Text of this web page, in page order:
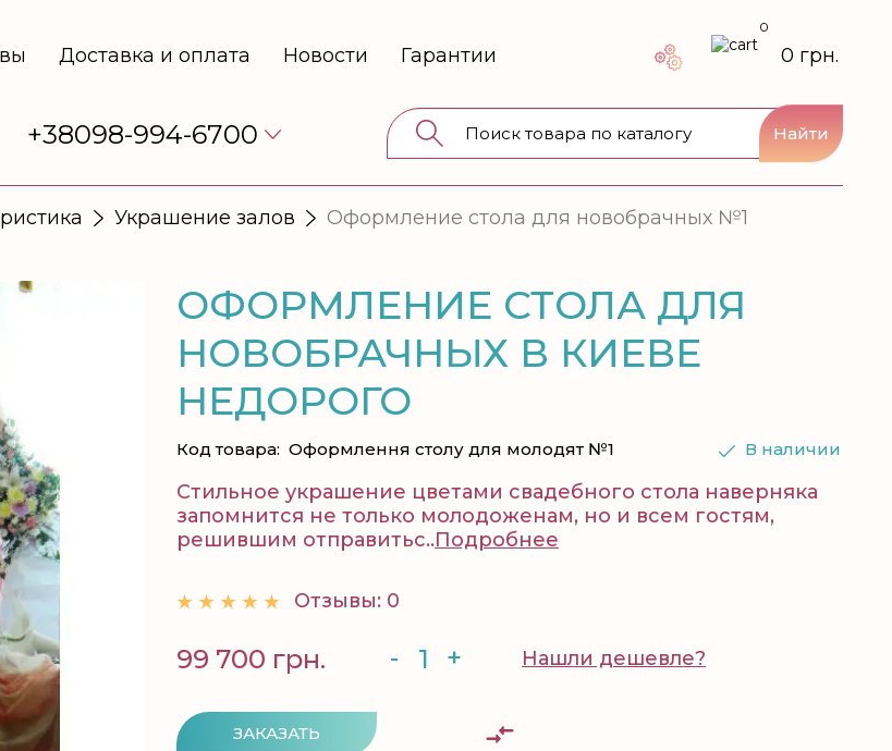
Доставка и оплата Новости Гарантии
0
0 грн.
+38098-994-6700 Найти
Украшение залов Оформление стола для новобрачных №1
ОФОРМЛЕНИЕ СТОЛА ДЛЯ
НОВОБРАЧНЫХ В КИЕВЕ
НЕДОРОГО
В наличии
Код товара: Оформлення столу для молодят №1
Стильное украшение цветами свадебного стола наверняка
запомнится не только молодоженам, но и всем гостям,
решившим отправитьс..Подробнее
Отзывы: 0
99 700 грн. - + Нашли дешевле?
ЗАКАЗАТЬ